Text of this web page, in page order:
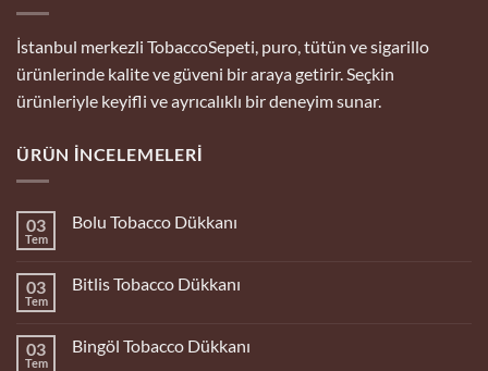
İstanbul merkezli TobaccoSepeti, puro, tütün ve sigarillo
ürünlerinde kalite ve güveni bir araya getirir. Seçkin
ürünleriyle keyifli ve ayrıcalıklı bir deneyim sunar.
ÜRÜN İNCELEMELERI
03
Tem
Bolu Tobacco Dükkanı
Tobacco
03
Tem
Bitlis Tobacco Dükkanı
Tobacco
03
Tem
Bingöl Tobacco Dükkanı